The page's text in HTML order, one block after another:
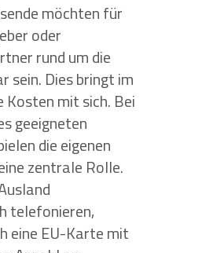
möchten für
oder
rund um die
sein. Dies bringt im
Kosten mit sich. Bei
geeigneten
die eigenen
zentrale Rolle.
telefonieren,
eine EU-Karte mit